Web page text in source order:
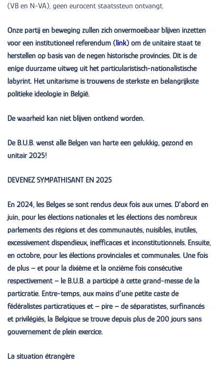
(VB en N-VA), geen eurocent staatssteun ontvangt.
Onze partij en beweging zullen zich onvermoeibaar blijven inzetten
voor een institutioneel referendum ( link) om de unitaire staat te
herstellen op basis van de negen historische provincies. Dit is de
enige duurzame uitweg uit het particularistisch-nationalistische
labyrint. Het unitarisme is trouwens de sterkste en belangrijkste
politieke ideologie in België.
De waarheid kan niet blijven ontkend worden.
De B.U.B. wenst alle Belgen van harte een gelukkig, gezond en
unitair 2025!
DEVENEZ SYMPATHISANT EN 2025
En 2024, les Belges se sont rendus deux fois aux urnes. D’abord en
juin, pour les élections nationales et les élections des nombreux
parlements des régions et des communautés, nuisibles, inutiles,
excessivement dispendieux, inefficaces et inconstitutionnels. Ensuite,
en octobre, pour les élections provinciales et communales. Une fois
de plus – et pour la dixième et la onzième fois consécutive
respectivement – le B.U.B. a participé à cette grand-messe de la
particratie. Entre-temps, aux mains d’une petite caste de
fédéralistes particratiques et – pire – de séparatistes, surfinancés
et privilégiés, la Belgique se trouve depuis plus de 200 jours sans
gouvernement de plein exercice.
La situation étrangère